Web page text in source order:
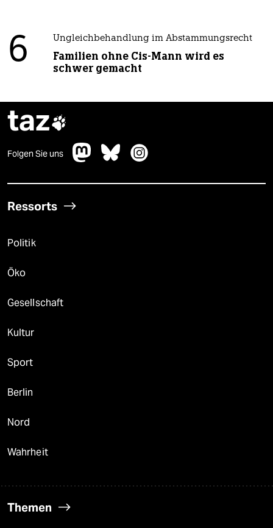
6 Ungleichbehandlung im Abstammungsrecht
Familien ohne Cis-Mann wird es
schwer gemacht
taz
Folgen Sie uns
Ressorts
Politik
Öko
Gesellschaft
Kultur
Sport
Berlin
Nord
Wahrheit
Themen